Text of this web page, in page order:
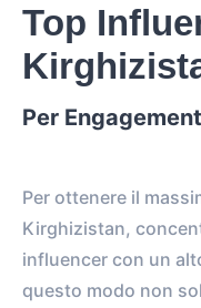
Top
Per Engagement
Per ottenere il
Kirghizistan,
influencer con un
questo modo non